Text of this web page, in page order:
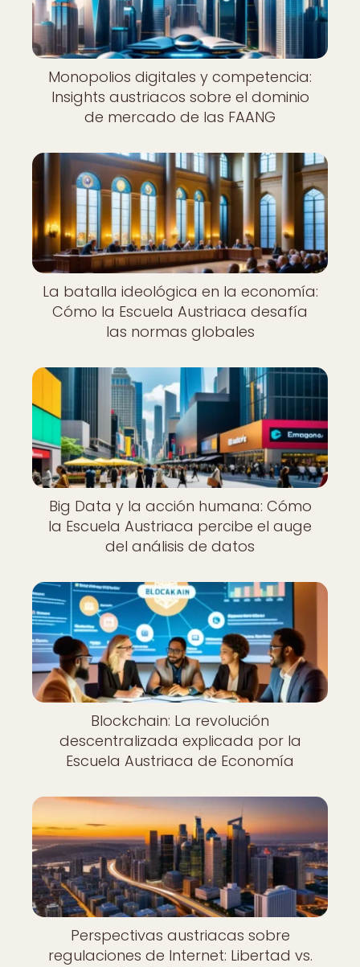
Monopolios digitales y competencia:
Insights austriacos sobre el dominio
de mercado de las FAANG
La batalla ideológica en la economía:
Cómo la Escuela Austriaca desafía
las normas globales
Big Data y la acción humana: Cómo
la Escuela Austriaca percibe el auge
del análisis de datos
Blockchain: La revolución
descentralizada explicada por la
Escuela Austriaca de Economía
Perspectivas austriacas sobre
regulaciones de Internet: Libertad vs.